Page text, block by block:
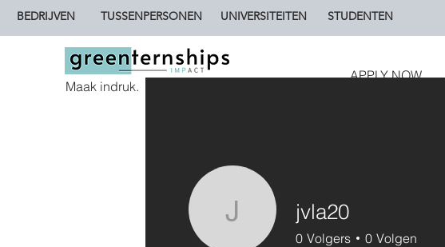
BEDRIJVEN TUSSENPERSONEN UNIVERSITEITEN STUDENTEN
Maak indruk.
APPLY NOW
jvla20jvla20
0 Volgers 0 Volgen